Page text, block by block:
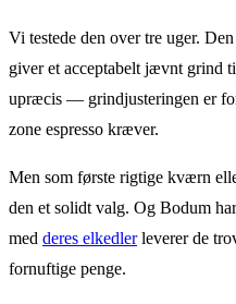
Vi testede den over tre uger.
giver et acceptabelt jævnt grind
upræcis — grindjusteringen er
zone espresso kræver.
Men som første rigtige kværn
den et solidt valg. Og Bodum
med deres elkedlerleverer de
fornuftige penge.